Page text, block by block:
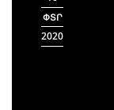
ՓՏՐ
2020